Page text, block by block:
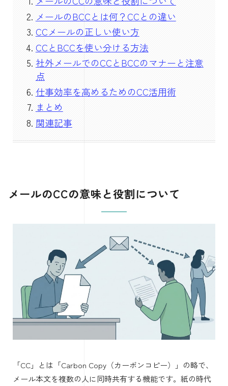
メールのBCCとは何？CCとの違い
CCメールの正しい使い方
CCとBCCを使い分ける方法
社外メールでのCCとBCCのマナーと注意
点
仕事効率を高めるためのCC活用術
まとめ
関連記事
メールのCCの意味と役割について
「CC」とは「Carbon Copy（カーボンコピー）」の略で、
メール本文を複数の人に同時共有する機能です。紙の時代